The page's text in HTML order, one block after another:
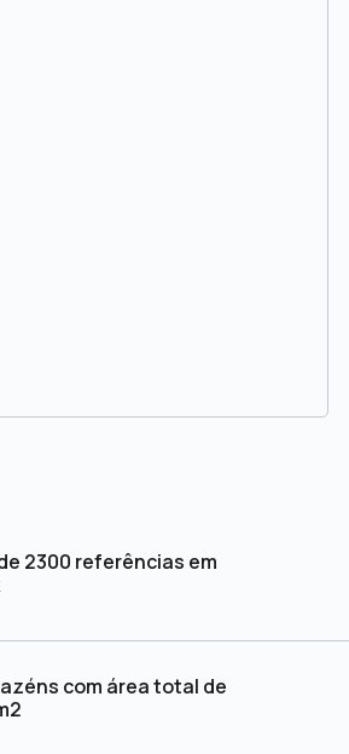
2300 referências em
com área total de